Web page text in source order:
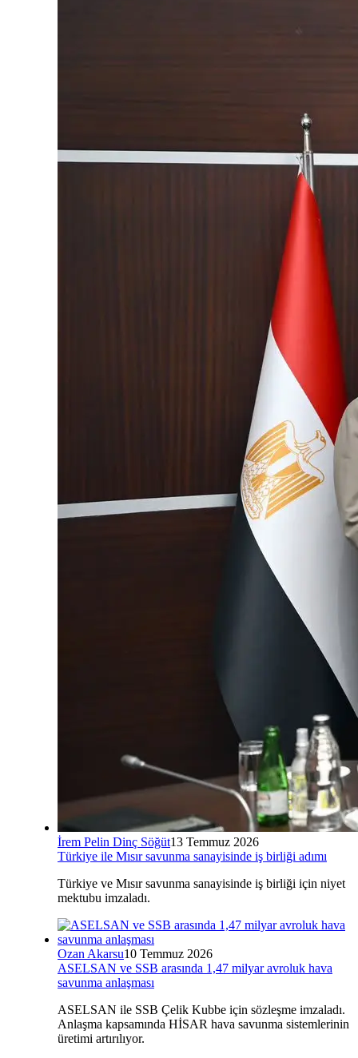
İrem Pelin Dinç Söğüt13 Temmuz 2026
Türkiye ile Mısır savunma sanayisinde iş birliği adımı
Türkiye ve Mısır savunma sanayisinde iş birliği için niyet
mektubu imzaladı.
Ozan Akarsu10 Temmuz 2026
ASELSAN ve SSB arasında 1,47 milyar avroluk hava
savunma anlaşması
ASELSAN ile SSB Çelik Kubbe için sözleşme imzaladı.
Anlaşma kapsamında HİSAR hava savunma sistemlerinin
üretimi artırılıyor.